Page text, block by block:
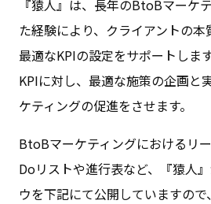
『猿人』は、長年のBtoBマーケ
た経験により、クライアントの本
最適なKPIの設定をサポートしま
KPIに対し、最適な施策の企画と
ケティングの促進をさせます。
BtoBマーケティングにおけるリ
Doリストや進行表など、『猿人
ウを下記にて公開していますの